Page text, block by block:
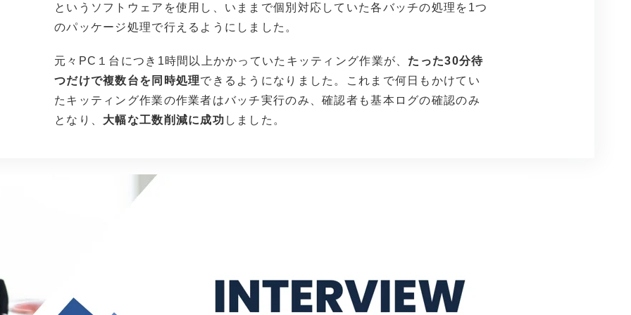
というソフトウェアを使用し、いままで個別対応していた各バッチの処理を1つ
のパッケージ処理で行えるようにしました 。
元々PC１台につき1時間以上かかっていたキッティング作業が、 たった30分待
つだけで複数台を同時処理できるようになりました。これまで何日もかけてい
たキッティング作業の作業者はバッチ実行のみ、確認者も基本ログの確認のみ
となり、 大幅な工数削減に成功 しました 。